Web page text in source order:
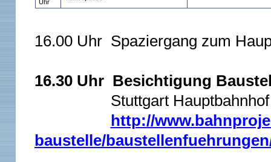
Uhr
16.00 Uhr Spaziergang zum
16.30 Uhr Besichtigung
Stuttgart Hauptbahnhof
http://
baustelle/